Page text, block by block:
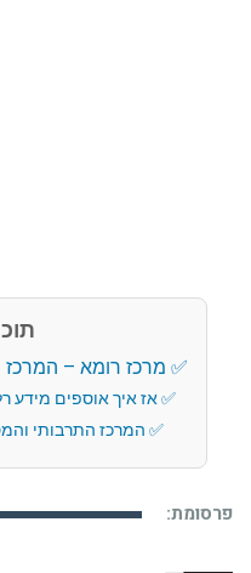
מרכז רומא –
אז איך אוספים מידע
המרכז התרבותי
פרסומת: